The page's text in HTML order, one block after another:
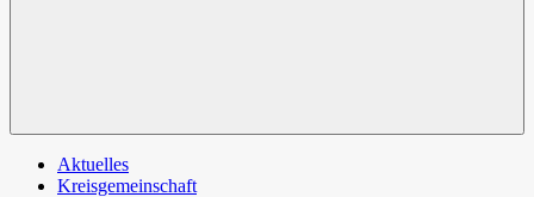
Aktuelles
Kreisgemeinschaft